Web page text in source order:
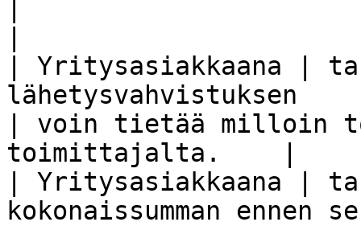
| Yritysasiakkaana |
lähetysvahvistuksen
| voin tietää milloin
toimittajalta.    |
| Yritysasiakkaana |
kokonaissumman ennen